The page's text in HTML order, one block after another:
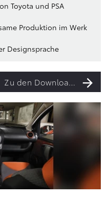
Toyota und PSA
Produktion im Werk
Designsprache
Zu den Downloads